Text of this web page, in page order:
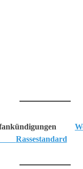
Rassestandard